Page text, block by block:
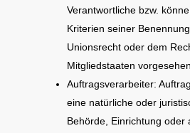
Verantwortliche bzw.
Kriterien seiner
Unionsrecht oder dem
Mitgliedstaaten
Auftragsverarbeiter:
eine natürliche oder
Behörde, Einrichtung oder